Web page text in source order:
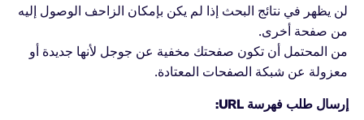
لن يظهر في نتائج البحث إذا لم يكن بإمكان الزاحف الوصول إليه
من صفحة أخرى.
من المحتمل أن تكون صفحتك مخفية عن جوجل لأنها جديدة أو
معزولة عن شبكة الصفحات المعتادة.
إرسال طلب فهرسة URL: